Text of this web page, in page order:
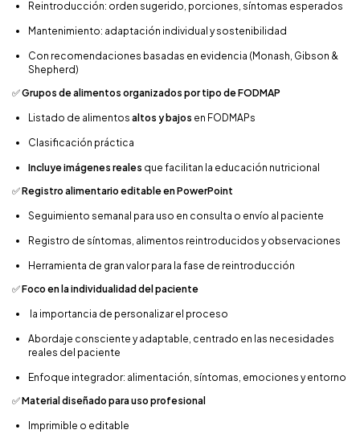
Reintroducción: orden sugerido, porciones, síntomas esperados
Mantenimiento: adaptación individual y sostenibilidad
Con recomendaciones basadas en evidencia (Monash, Gibson &
Shepherd)
✅Grupos de alimentos organizados por tipo de FODMAP
Listado de alimentos altos y bajos en FODMAPs
Clasificación práctica
Incluye imágenes reales que facilitan la educación nutricional
✅Registro alimentario editable en PowerPoint
Seguimiento semanal para uso en consulta o envío al paciente
Registro de síntomas, alimentos reintroducidos y observaciones
Herramienta de gran valor para la fase de reintroducción
✅Foco en la individualidad del paciente
la importancia de personalizar el proceso
Abordaje consciente y adaptable, centrado en las necesidades
reales del paciente
Enfoque integrador: alimentación, síntomas, emociones y entorno
✅Material diseñado para uso profesional
Imprimible o editable